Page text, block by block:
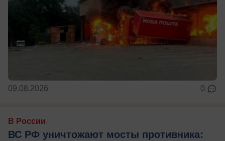
09.08.2026 0
В России
ВС РФ уничтожают мосты противника: